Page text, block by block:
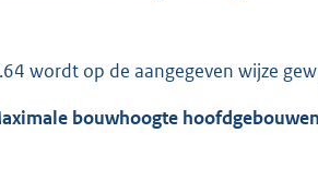
wordt op de aangegeven wijze
bouwhoogte